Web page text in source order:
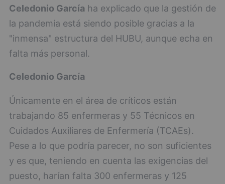
Celedonio García ha explicado que la gestión de
la pandemia está siendo posible gracias a la
"inmensa" estructura del HUBU, aunque echa en
falta más personal.
Celedonio García
Únicamente en el área de críticos están
trabajando 85 enfermeras y 55 Técnicos en
Cuidados Auxiliares de Enfermería (TCAEs).
Pese a lo que podría parecer, no son suficientes
y es que, teniendo en cuenta las exigencias del
puesto, harían falta 300 enfermeras y 125